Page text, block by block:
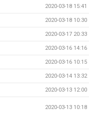
2020-03-18 15:41
2020-03-18 10:30
2020-03-17 20:33
2020-03-16 14:16
2020-03-16 10:15
2020-03-14 13:32
2020-03-13 12:00
2020-03-13 10:18